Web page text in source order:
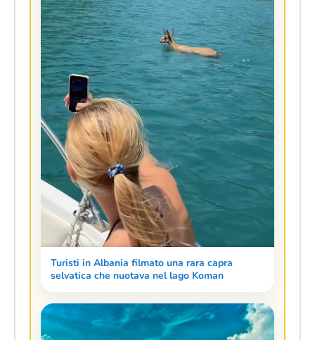
Turisti in Albania filmato una rara capra
selvatica che nuotava nel lago Koman